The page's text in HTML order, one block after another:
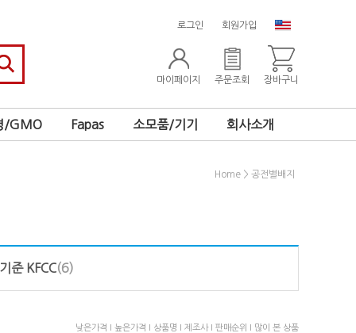
로그인 회원가입
마이페이지 주문조회 장바구니
/GMO Fapas 소모품/기기 회사소개
Home > 공전별배지
준 KFCC(6)
낮은가격 I 높은가격 I 상품명 I 제조사 I 판매순위 I 많이 본 상품